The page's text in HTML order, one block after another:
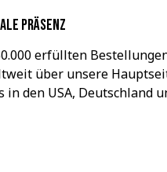
Präsenz
erfüllten
über unsere
in den USA, Deutschland